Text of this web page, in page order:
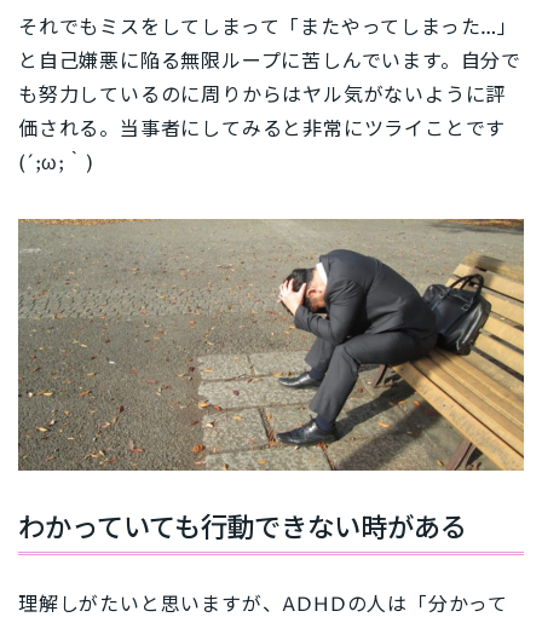
それでもミスをしてしまって「またやってしまった…」
と自己嫌悪に陥る無限ループに苦しんでいます。 自分で
も努力しているのに周りからはヤル気がないように評
価される。 当事者にしてみると非常にツライことです
(´;ω;｀)
わかっていても行動できない時がある
理解しがたいと思いますが、ADHDの人は「分かって